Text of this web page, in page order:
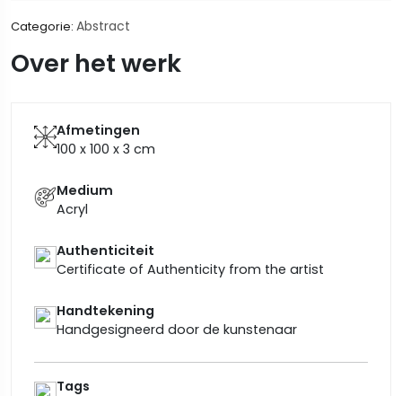
Categorie: Abstract
Over het werk
Afmetingen
100 x 100 x 3 cm
Medium
Acryl
Authenticiteit
Certificate of Authenticity from the artist
Handtekening
Handgesigneerd door de kunstenaar
Tags